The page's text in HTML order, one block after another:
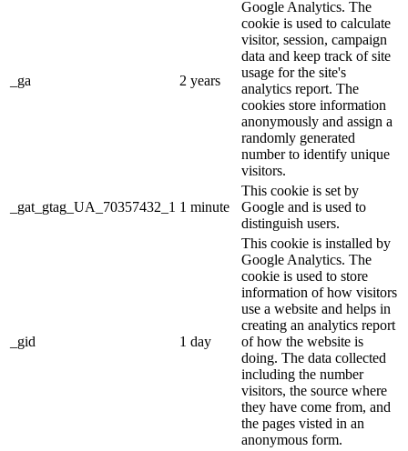
_ga 2 years
Google Analytics. The
cookie is used to calculate
visitor, session, campaign
data and keep track of site
usage for the site's
analytics report. The
cookies store information
anonymously and assign a
randomly generated
number to identify unique
visitors.
_gat_gtag_UA_70357432_1 1 minute
This cookie is set by
Google and is used to
distinguish users.
_gid 1 day
This cookie is installed by
Google Analytics. The
cookie is used to store
information of how visitors
use a website and helps in
creating an analytics report
of how the website is
doing. The data collected
including the number
visitors, the source where
they have come from, and
the pages visted in an
anonymous form.